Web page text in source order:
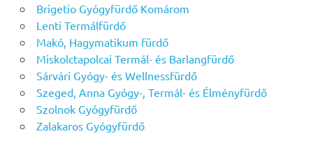
Brigetio Gyógyfürdő Komárom
Lenti Termálfürdő
Makó, Hagymatikum fürdő
Miskolctapolcai Termál- és Barlangfürdő
Sárvári Gyógy- és Wellnessfürdő
Szeged, Anna Gyógy-, Termál- és Élményfürdő
Szolnok Gyógyfürdő
Zalakaros Gyógyfürdő